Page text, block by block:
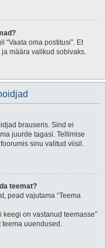
“Vaata oma postitusi”. Et
määra valikud sobivaks.
brauseris. Sind ei
juurde tagasi. Tellimise
sinu valitud viisil.
teemat?
pead vajutama “Teema
keegi on vastanud teemasse”
teema uuendused.